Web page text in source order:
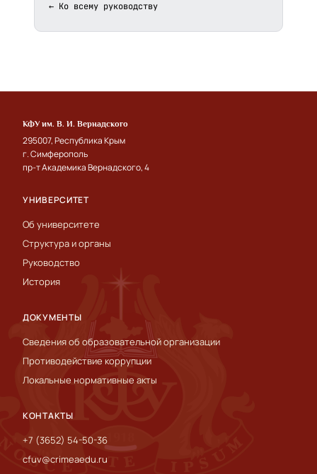
← Ко всему руководству
КФУ им. В. И. Вернадского
295007, Республика Крым
г. Симферополь
пр-т Академика Вернадского, 4
УНИВЕРСИТЕТ
Об университете
Структура и органы
Руководство
История
ДОКУМЕНТЫ
Сведения об образовательной организации
Противодействие коррупции
Локальные нормативные акты
КОНТАКТЫ
+7 (3652) 54-50-36
cfuv@crimeaedu.ru